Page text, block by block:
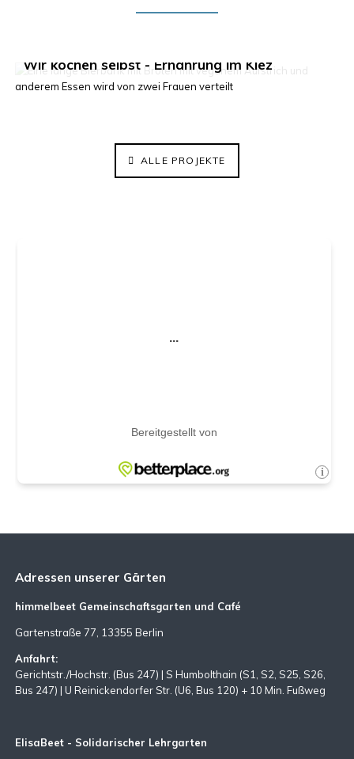
Wir kochen selbst - Ernährung im Kiez
ElisaBeet - Solidarischer Lehrgarten
ALLE PROJEKTE
Adressen unserer Gärten
himmelbeet Gemeinschaftsgarten und Café
Gartenstraße 77, 13355 Berlin
Anfahrt:
Gerichtstr./Hochstr. (Bus 247) | S Humbolthain (S1, S2, S25, S26,
Bus 247) | U Reinickendorfer Str. (U6, Bus 120) + 10 Min. Fußweg
ElisaBeet - Solidarischer Lehrgarten